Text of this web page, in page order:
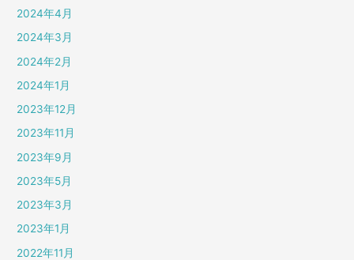
2024年4月
2024年3月
2024年2月
2024年1月
2023年12月
2023年11月
2023年9月
2023年5月
2023年3月
2023年1月
2022年11月